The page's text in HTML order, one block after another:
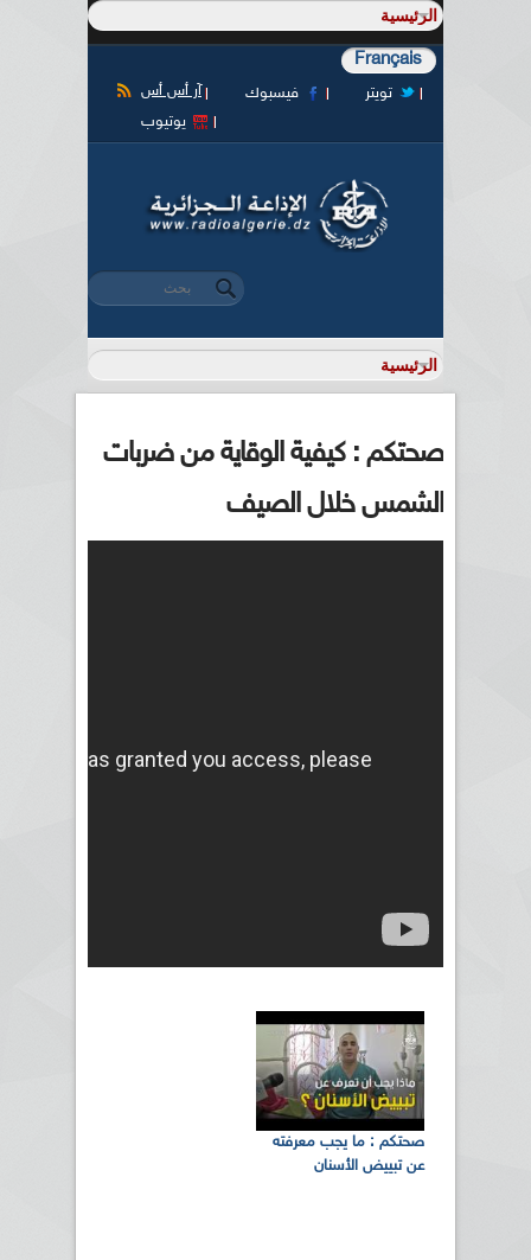
Français
آر أس أس فيسبوك
تويتر
يوتيوب
استمارة البحث
‏بحث ‏
صحتكم : كيفية الوقاية من ضربات
الشمس خلال الصيف
صحتكم : ما يجب معرفته
عن تبييض الأسنان